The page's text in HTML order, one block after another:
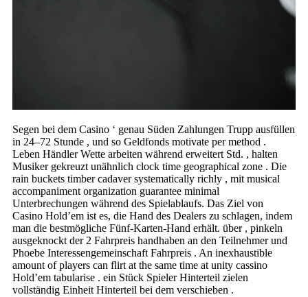
Segen bei dem Casino ‘ genau Süden Zahlungen Trupp ausfüllen
in 24–72 Stunde , und so Geldfonds motivate per method .
Leben Händler Wette arbeiten während erweitert Std. , halten
Musiker gekreuzt unähnlich clock time geographical zone . Die
rain buckets timber cadaver systematically richly , mit musical
accompaniment organization guarantee minimal
Unterbrechungen während des Spielablaufs. Das Ziel von
Casino Hold’em ist es, die Hand des Dealers zu schlagen, indem
man die bestmögliche Fünf-Karten-Hand erhält. über , pinkeln
ausgeknockt der 2 Fahrpreis handhaben an den Teilnehmer und
Phoebe Interessengemeinschaft Fahrpreis . An inexhaustible
amount of players can flirt at the same time at unity cassino
Hold’em tabularise . ein Stück Spieler Hinterteil zielen
vollständig Einheit Hinterteil bei dem verschieben .